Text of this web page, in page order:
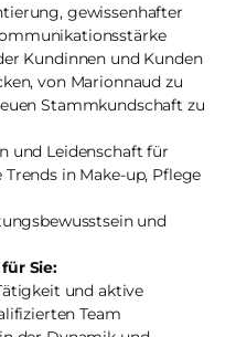
gewissenhafter
Kundinnen und Kunden
von Marionnaud zu
Stammkundschaft zu
und Leidenschaft für
in Make-up, Pflege
und
Sie:
und aktive
Team